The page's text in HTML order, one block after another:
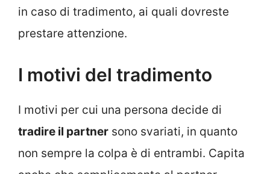
in caso di tradimento, ai quali dovreste
prestare attenzione.
I motivi del tradimento
I motivi per cui una persona decide di
tradire il partner sono svariati, in quanto
non sempre la colpa è di entrambi. Capita